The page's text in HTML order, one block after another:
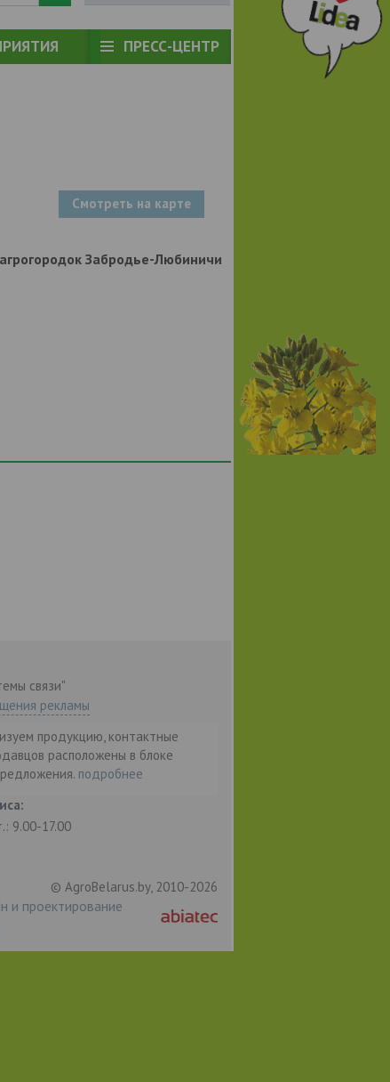
ПРЕСС-ЦЕНТР
Смотреть на карте
Забродье-Любиничи
связи"
рекламы
продукцию, контактные
расположены в блоке
подробнее
9.00-17.00
© AgroBelarus.by, 2010-2026
и проектирование